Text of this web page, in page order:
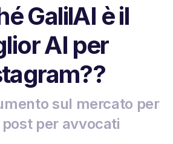
GalilAI è il
AI per
sul mercato per
per avvocati